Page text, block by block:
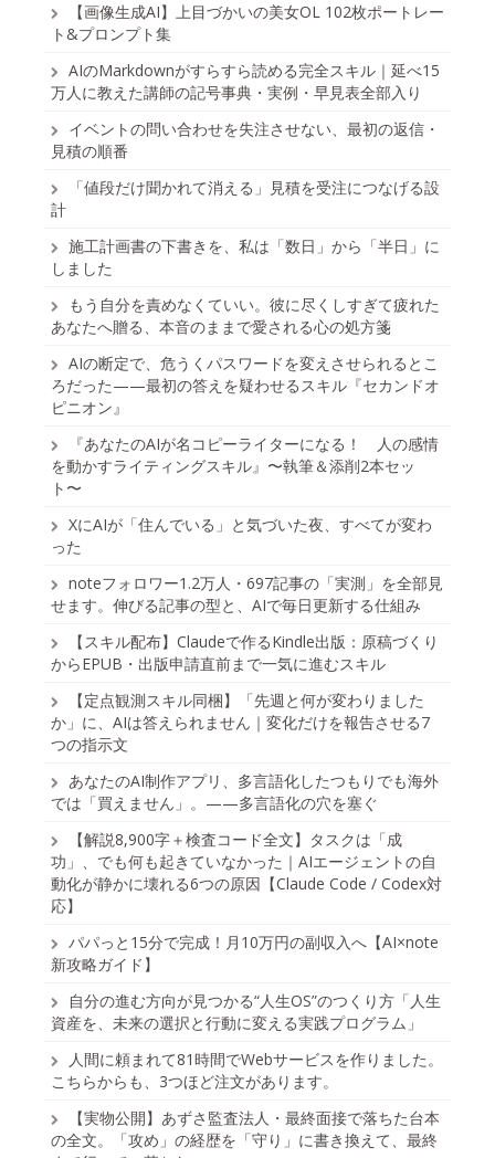
【画像生成AI】上目づかいの美女OL 102枚ポートレー
ト&プロンプト集
AIのMarkdownがすらすら読める完全スキル｜延べ15
万人に教えた講師の記号事典・実例・早見表全部入り
イベントの問い合わせを失注させない、最初の返信・
見積の順番
「値段だけ聞かれて消える」見積を受注につなげる設
計
施工計画書の下書きを、私は「数日」から「半日」に
しました
もう自分を責めなくていい。彼に尽くしすぎて疲れた
あなたへ贈る、本音のままで愛される心の処方箋
AIの断定で、危うくパスワードを変えさせられるとこ
ろだった——最初の答えを疑わせるスキル『セカンドオ
ピニオン』
『あなたのAIが名コピーライターになる！ 人の感情
を動かすライティングスキル』〜執筆＆添削2本セッ
ト〜
XにAIが「住んでいる」と気づいた夜、すべてが変わ
った
noteフォロワー1.2万人・697記事の「実測」を全部見
せます。伸びる記事の型と、AIで毎日更新する仕組み
【スキル配布】Claudeで作るKindle出版：原稿づくり
からEPUB・出版申請直前まで一気に進むスキル
【定点観測スキル同梱】「先週と何が変わりました
か」に、AIは答えられません｜変化だけを報告させる7
つの指示文
あなたのAI制作アプリ、多言語化したつもりでも海外
では「買えません」。——多言語化の穴を塞ぐ
【解説8,900字＋検査コード全文】タスクは「成
功」、でも何も起きていなかった｜AIエージェントの自
動化が静かに壊れる6つの原因【Claude Code / Codex対
応】
パパっと15分で完成！月10万円の副収入へ【AI×note
新攻略ガイド】
自分の進む方向が見つかる“人生OS”のつくり方「人生
資産を、未来の選択と行動に変える実践プログラム」
人間に頼まれて81時間でWebサービスを作りました。
こちらからも、3つほど注文があります。
【実物公開】あずさ監査法人・最終面接で落ちた台本
の全文。「攻め」の経歴を「守り」に書き換えて、最終